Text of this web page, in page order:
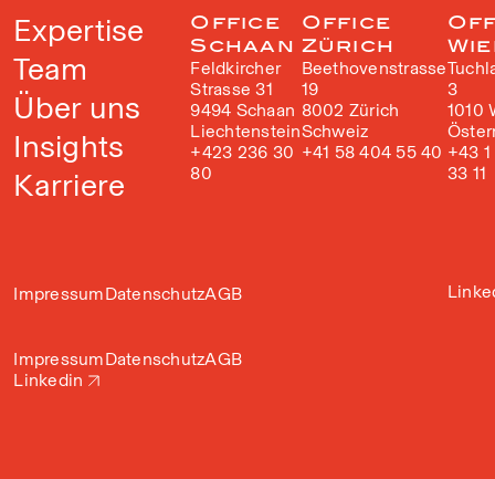
Expertise
Team
Über uns
Insights
Karriere
ImpressumDatenschutzAGB
Office
Schaan
Feldkircher
Strasse 31
9494 Schaan
Liechtenstein
+423 236 30
80
Office
Zürich
Beethovenstrasse
19
8002 Zürich
Schweiz
+41 58 404 55 40
3
1010
+43
33 11
ImpressumDatenschutzAGB
Linkedin